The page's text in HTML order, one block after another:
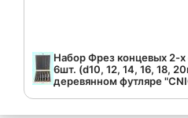
Набор Фрез концевых 2-х сторонних по металлу из
6шт. (d10, 12, 14, 16, 18,
деревянном футляре